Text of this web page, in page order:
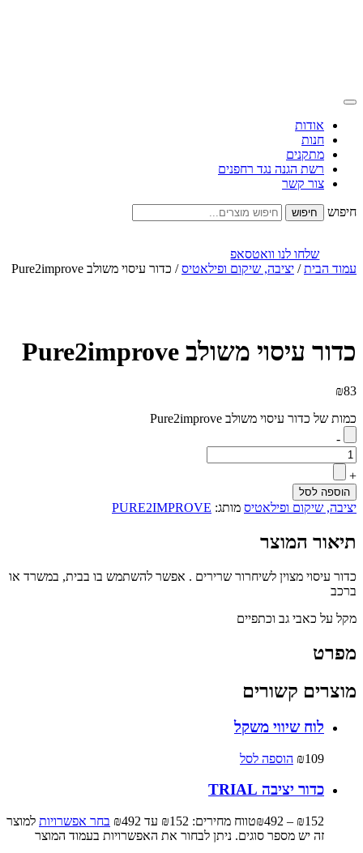
אודות
חנות
מתקנים
רשת הגנה נגד רחפנים
צור קשר
חיפוש
שלחו לנו וואטסאפ
עמוד הבית/ יציבה, שיקום ופילאטיס/ כדור עיסוי משולב Pure2improve
כדור עיסוי משולב Pure2improve
₪83
כמות של כדור עיסוי משולב Pure2improve
-
+
הוספה לסל
יציבה, שיקום ופילאטיס מותג: PURE2IMPROVE
תיאור המוצר
כדור עיסוי מצוין לשיחרור שרירים . אפשר להשתמש בו בבית, במשרד או
ברכב
מקל על כאבי גב וכתפיים
מפרט
מוצרים קשורים
לוח שיווי משקל
₪109 הוספה לסל
כדור יציבה TRIAL
₪152
–
₪492 טווח מחירים: ⁦₪152⁩ עד ⁦₪492⁩ בחר אפשרויות למוצר
זה יש מספר סוגים. ניתן לבחור את האפשרויות בעמוד המוצר